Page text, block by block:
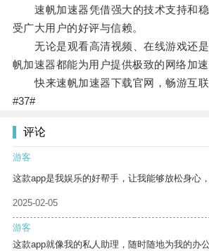
速帆加速器凭借强大的技术支持和稳
受广大用户的好评与信赖。
无论是观看高清视频、在线游戏还是
帆加速器都能为用户提供极致的网络加速
快来速帆加速器下载官网，畅游互联
#37#
评论
游客
这款app是我娱乐的好帮手，让我能够放松身心
2025-02-05
游客
这款app就像我的私人助理，随时随地为我的办